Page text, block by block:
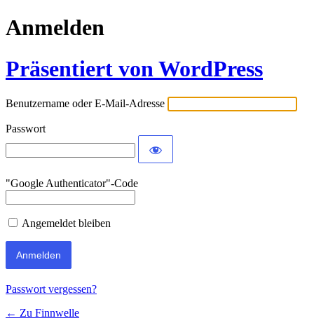
Anmelden
Präsentiert von WordPress
Benutzername oder E-Mail-Adresse
Passwort
"Google Authenticator"-Code
Angemeldet bleiben
Passwort vergessen?
← Zu Finnwelle